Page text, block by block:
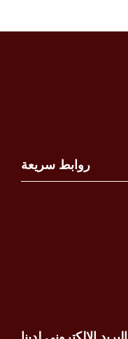
روابط سريعة